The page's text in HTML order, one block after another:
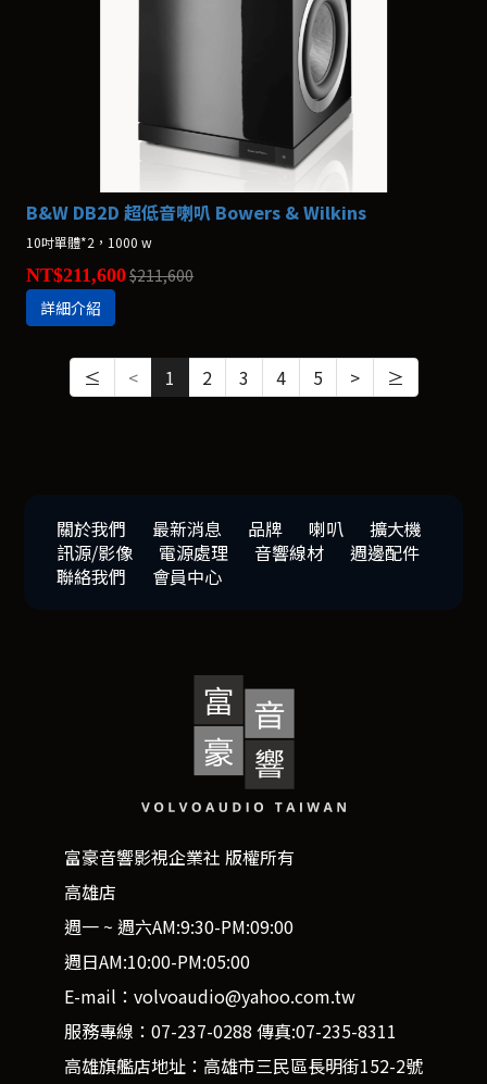
B&W DB2D 超低音喇叭 Bowers & Wilkins
10吋單體*2，1000 w
NT$211,600$211,600
詳細介紹
≤ < 1 2 3 4 5 > ≥
關於我們 最新消息 品牌 喇叭
擴大機
訊源/影像
電源處理 音響線材
週邊配件
聯絡我們
會員中心
富豪音響影視企業社 版權所有
高雄店
週一 ~ 週六AM:9:30-PM:09:00
週日AM:10:00-PM:05:00
E-mail：volvoaudio@yahoo.com.tw
服務專線：07-237-0288 傳真:07-235-8311
高雄旗艦店地址：高雄市三民區長明街152-2號